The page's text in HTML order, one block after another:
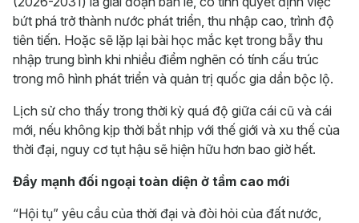
bứt phá trở thành nước phát triển, thu nhập cao, trình độ
tiên tiến. Hoặc sẽ lặp lại bài học mắc kẹt trong bẫy thu
nhập trung bình khi nhiều điểm nghẽn có tính cấu trúc
trong mô hình phát triển và quản trị quốc gia dần bộc lộ.
Lịch sử cho thấy trong thời kỳ quá độ giữa cái cũ và cái
mới, nếu không kịp thời bắt nhịp với thế giới và xu thế của
thời đại, nguy cơ tụt hậu sẽ hiện hữu hơn bao giờ hết.
Đẩy mạnh đối ngoại toàn diện ở tầm cao mới
“Hội tụ” yêu cầu của thời đại và đòi hỏi của đất nước,